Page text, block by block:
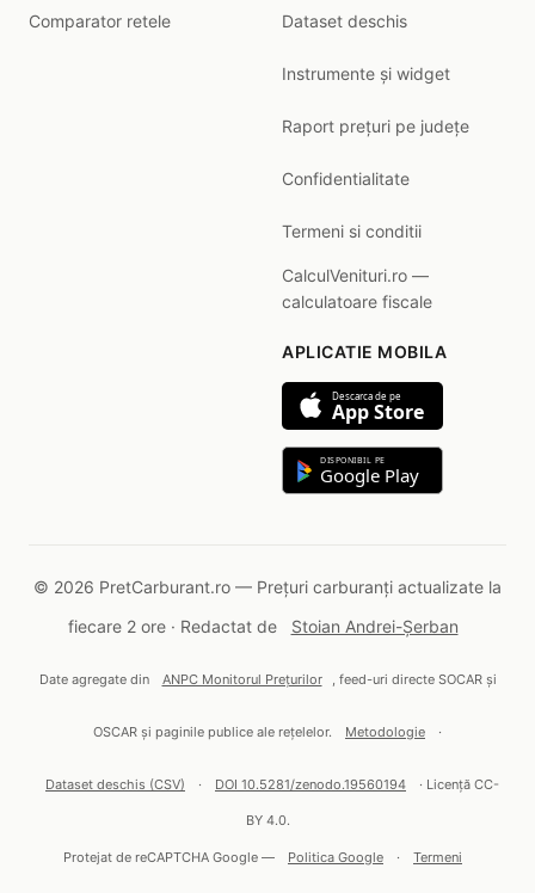
Comparator retele Dataset deschis
Instrumente și widget
Raport prețuri pe județe
Confidentialitate
Termeni si conditii
CalculVenituri.ro —
calculatoare fiscale
APLICATIE MOBILA
Descarca de pe
App Store
DISPONIBIL PE
Google Play
© 2026 PretCarburant.ro — Prețuri carburanți actualizate la
fiecare 2 ore · Redactat de
Stoian Andrei-Șerban
Date agregate din ANPC Monitorul Prețurilor , feed-uri directe SOCAR și
OSCAR și paginile publice ale rețelelor. Metodologie ·
Dataset deschis (CSV) · DOI 10.5281/zenodo.19560194 · Licență CC-
BY 4.0.
Protejat de reCAPTCHA Google — Politica Google · Termeni